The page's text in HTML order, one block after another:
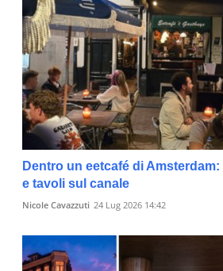
Dentro un eetcafé di
e tavoli sul canale
Nicole Cavazzuti 24 Lug 2026 14:42